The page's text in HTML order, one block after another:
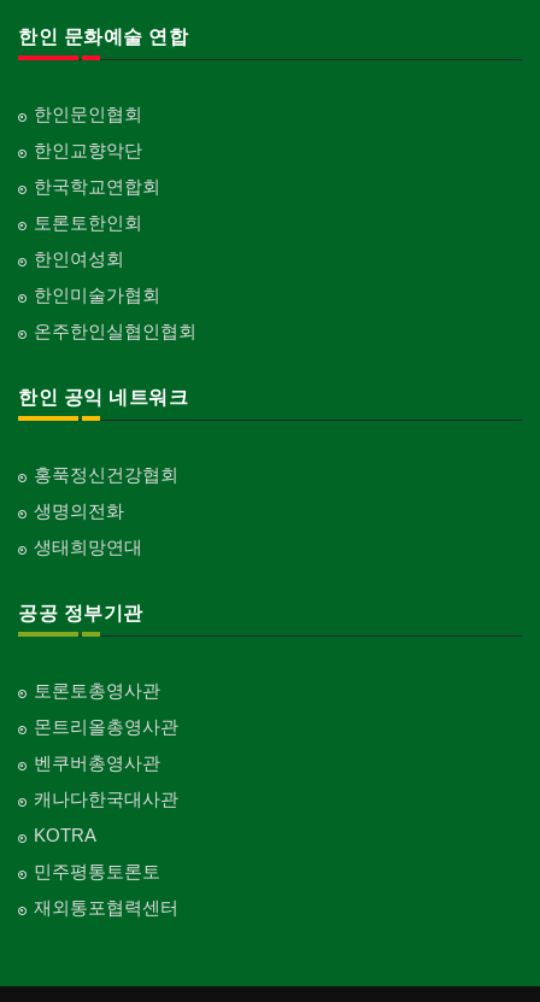
한인 문화예술 연합
한인문인협회
한인교향악단
한국학교연합회
토론토한인회
한인여성회
한인미술가협회
온주한인실협인협회
한인 공익 네트워크
홍푹정신건강협회
생명의전화
생태희망연대
공공 정부기관
토론토총영사관
몬트리올총영사관
벤쿠버총영사관
캐나다한국대사관
KOTRA
민주평통토론토
재외통포협력센터